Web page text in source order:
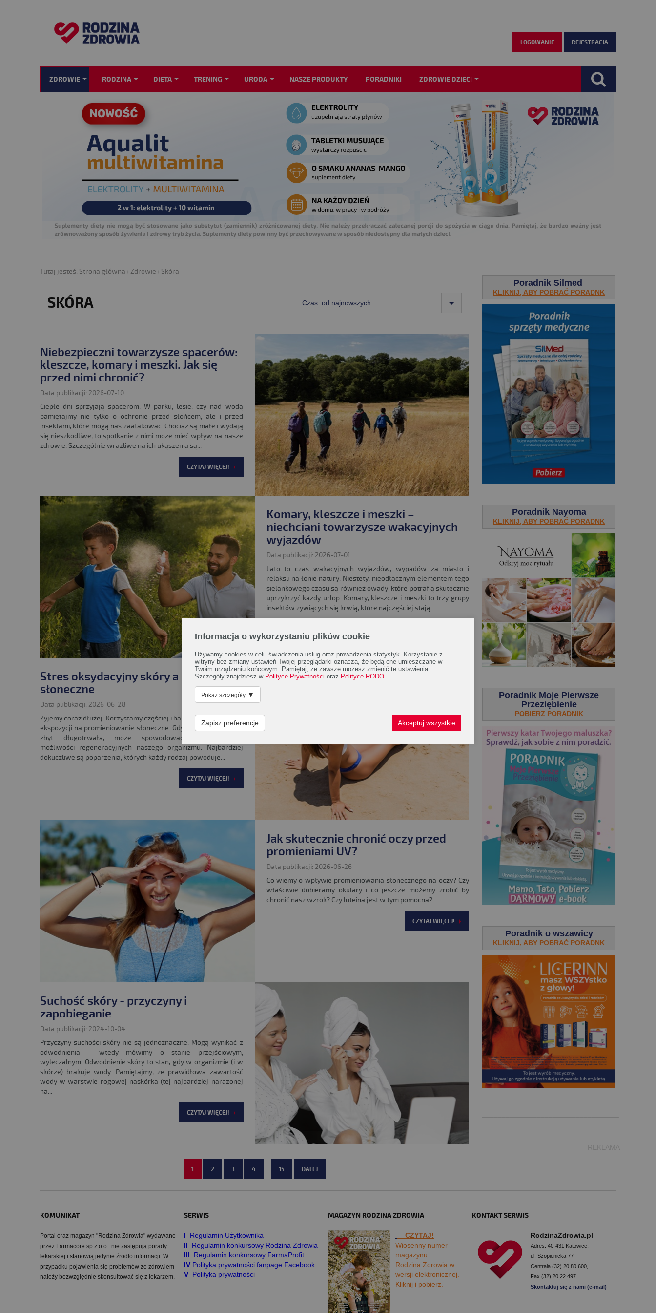
LOGOWANIE REJESTRACJA
ZDROWIE RODZINA DIETA TRENING URODA NASZE PRODUKTY PORADNIKI ZDROWIE DZIECI
Tutaj jesteś: Strona główna › Zdrowie › Skóra
SKÓRA Czas: od najnowszych
Niebezpieczni towarzysze spacerów:
kleszcze, komary i meszki. Jak się
przed nimi chronić?
Data publikacji: 2026-07-10
Ciepłe dni sprzyjają spacerom. W parku, lesie, czy nad wodą
pamiętajmy nie tylko o ochronie przed słońcem, ale i przed
insektami, które mogą nas zaatakować. Chociaż są małe i wydają
się nieszkodliwe, to spotkanie z nimi może mieć wpływ na nasze
zdrowie. Szczególnie wrażliwe na ich ukąszenia są...
CZYTAJ WIĘCEJ!
Komary, kleszcze i meszki –
niechciani towarzysze wakacyjnych
wyjazdów
Data publikacji: 2026-07-01
Lato to czas wakacyjnych wyjazdów, wypadów za miasto i
relaksu na łonie natury. Niestety, nieodłącznym elementem tego
sielankowego czasu są również owady, które potrafią skutecznie
uprzykrzyć każdy urlop. Komary, kleszcze i meszki to trzy grupy
insektów żywiących się krwią, które najczęściej stają...
Stres oksydacyjny skóry a promienie
słoneczne
Data publikacji: 2026-06-28
Żyjemy coraz dłużej. Korzystamy częściej i bardziej intensywnie z
ekspozycji na promieniowanie słoneczne. Gdy ta ekspozycja jest
zbyt długotrwała, może spowodować wyczerpywanie
możliwości regeneracyjnych naszego organizmu. Najbardziej
dokuczliwe są poparzenia, których każdy rodzaj powoduje...
CZYTAJ WIĘCEJ!
Jak skutecznie chronić oczy przed
promieniami UV?
Data publikacji: 2026-06-26
Co wiemy o wpływie promieniowania słonecznego na oczy? Czy
właściwie dobieramy okulary i co jeszcze możemy zrobić by
chronić nasz wzrok? Czy luteina jest w tym pomocna?
CZYTAJ WIĘCEJ!
Suchość skóry - przyczyny i
zapobieganie
Data publikacji: 2024-10-04
Przyczyny suchości skóry nie są jednoznaczne. Mogą wynikać z
odwodnienia – wtedy mówimy o stanie przejściowym,
wyleczalnym. Odwodnienie skóry to stan, gdy w organizmie (i w
skórze) brakuje wody. Pamiętajmy, że prawidłowa zawartość
wody w warstwie rogowej naskórka (tej najbardziej narażonej
na...
CZYTAJ WIĘCEJ!
1 2 3 4 ... 15 DALEJ
Poradnik Silmed
KLIKNIJ, ABY POBRAĆ PORADNK
Poradnik Nayoma
KLIKNIJ, ABY POBRAĆ PORADNK
Poradnik Moje Pierwsze
Przeziębienie
POBIERZ PORADNIK
Poradnik o wszawicy
KLIKNIJ, ABY POBRAĆ PORADNK
___________________________REKLAMA
KOMUNIKAT
Portal oraz magazyn "Rodzina Zdrowia" wydawane
przez Farmacore sp z o.o.. nie zastępują porady
lekarskiej i stanowią jedynie źródło informacji. W
przypadku pojawienia się problemów ze zdrowiem
należy bezwzględnie skonsultować się z lekarzem.
SERWIS
I Regulamin Użytkownika
II
Regulamin konkursowy Rodzina Zdrowia
III
Regulamin konkursowy FarmaProfit
IV Polityka prywatności fanpage Facebook
V Polityka prywatności
MAGAZYN RODZINA ZDROWIA
CZYTAJ!
Wiosenny numer
magazynu
Rodzina Zdrowia w
wersji elektronicznej.
Kliknij i pobierz.
KONTAKT SERWIS
RodzinaZdrowia.pl
Adres: 40-431 Katowice,
ul. Szopienicka 77
Centrala (32) 20 80 600,
Fax (32) 20 22 497
Skontaktuj się z nami (e-mail)
Informacja o wykorzystaniu plików cookie
Używamy cookies w celu świadczenia usług oraz prowadzenia statystyk. Korzystanie z
witryny bez zmiany ustawień Twojej przeglądarki oznacza, że będą one umieszczane w
Twoim urządzeniu końcowym. Pamiętaj, że zawsze możesz zmienić te ustawienia.
Szczegóły znajdziesz w Polityce Prywatności oraz Polityce RODO
Pokaż szczegóły ▼
Zapisz preferencje Akceptuj wszystkie